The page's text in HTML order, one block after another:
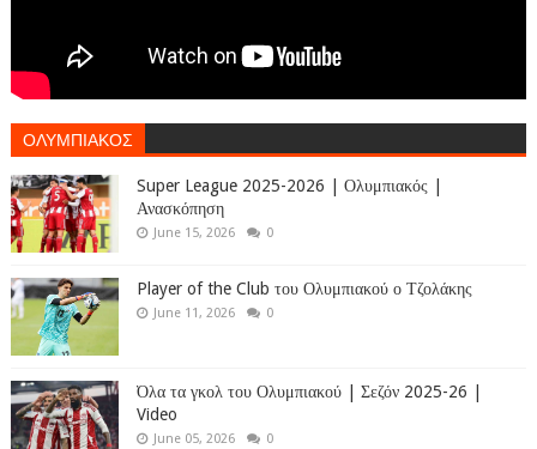
ΟΛΥΜΠΙΑΚΟΣ
Super League 2025-2026 | Ολυμπιακός |
Ανασκόπηση
June 15, 2026 0
Player of the Club του Ολυμπιακού ο Τζολάκης
June 11, 2026 0
Όλα τα γκολ του Ολυμπιακού | Σεζόν 2025-26 |
Video
June 05, 2026 0